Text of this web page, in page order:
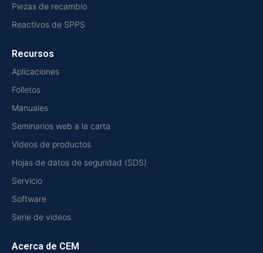
Piezas de recambio
Reactivos de SPPS
Recursos
Aplicaciones
Folletos
Manuales
Seminarios web a la carta
Videos de productos
Hojas de datos de seguridad (SDS)
Servicio
Software
Serie de videos
Acerca de CEM